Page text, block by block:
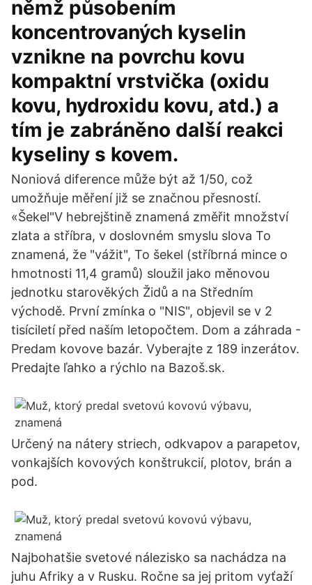
němž působením
koncentrovaných kyselin
vznikne na povrchu kovu
kompaktní vrstvička (oxidu
kovu, hydroxidu kovu, atd.) a
tím je zabráněno další reakci
kyseliny s kovem.
Noniová diference může být až 1/50, což
umožňuje měření již se značnou přesností.
«Šekel"V hebrejštině znamená změřit množství
zlata a stříbra, v doslovném smyslu slova To
znamená, že "vážit", To šekel (stříbrná mince o
hmotnosti 11,4 gramů) sloužil jako měnovou
jednotku starověkých Židů a na Středním
východě. První zmínka o "NIS", objevil se v 2
tisíciletí před naším letopočtem. Dom a záhrada -
Predam kovove bazár. Vyberajte z 189 inzerátov.
Predajte ľahko a rýchlo na Bazoš.sk.
Určený na nátery striech, odkvapov a parapetov,
vonkajších kovových konštrukcií, plotov, brán a
pod.
Najbohatšie svetové nálezisko sa nachádza na
juhu Afriky a v Rusku. Ročne sa jej pritom vyťaží